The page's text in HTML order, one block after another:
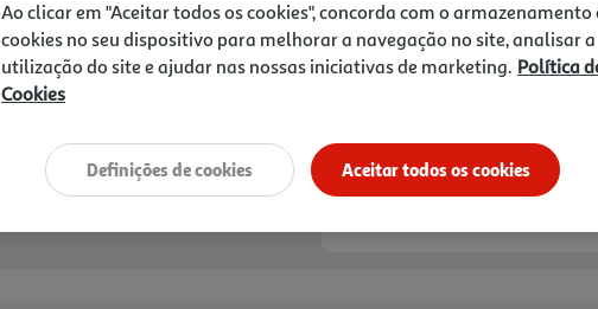
Notas de preparação
Ao clicar em "Aceitar todos os cookies", concorda com o armazenamento
cookies no seu dispositivo para melhorar a navegação no site, analisar a
utilização do site e ajudar nas nossas iniciativas de marketing. Política
Cookies
Aceitar todos os cookies
Definições de cookies